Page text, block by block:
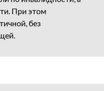
При этом
без